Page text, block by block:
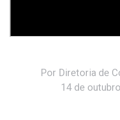
Por Diretoria de
14 de